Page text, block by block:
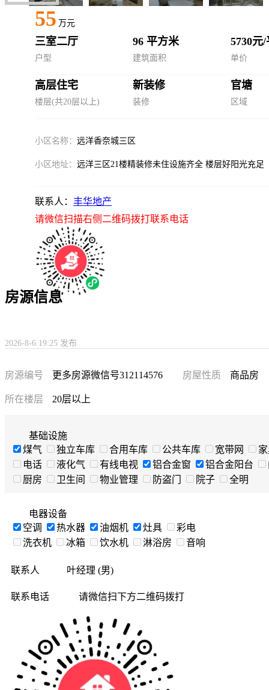
55 万元
三室二厅 96 平方米 5730元
户型 建筑面积 单价
高层住宅 新装修 官塘
楼层(共20层以上) 装修 区域
小区名称： 远洋香奈城三区
小区地址： 远洋三区21楼精装修未住设施齐全 楼层好阳光充足
联系人： 丰华地产
请微信扫描右侧二维码拨打联系电话
房源信息
2026-8-6 19:25 发布
房源编号 更多房源微信号312114576 房屋性质 商品房
所在楼层 20层以上
基础设施
煤气
独立车库 合用车库 公共车库 宽带网
电话
液化气 有线电视 铝合金窗 铝合金阳台
厨房
卫生间 物业管理 防盗门 院子 全明
电器设备
空调
热水器 油烟机 灶具
彩电
洗衣机
冰箱 饮水机 淋浴房 音响
联系人 叶经理 (男)
联系电话 请微信扫下方二维码拨打